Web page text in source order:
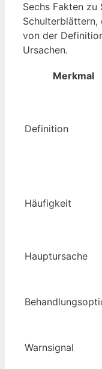
Sechs Fakten zu
Schulterblättern,
von der
Ursachen.
Merkmal
Definition
Häufigkeit
Hauptursache
Warnsignal